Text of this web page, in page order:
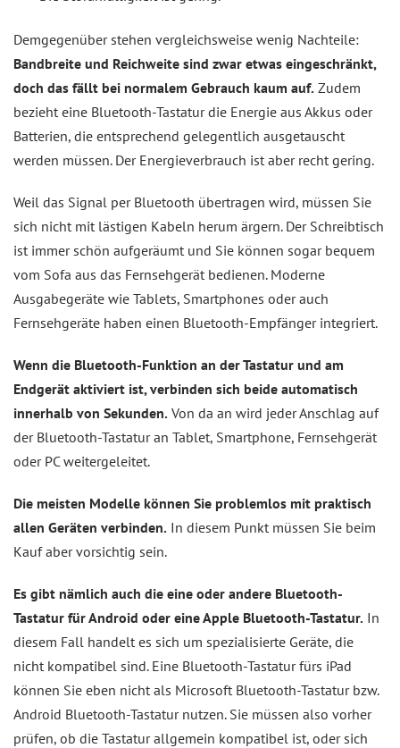
Demgegenüber stehen vergleichsweise wenig Nachteile:
Bandbreite und Reichweite sind zwar etwas eingeschränkt,
doch das fällt bei normalem Gebrauch kaum auf. Zudem
bezieht eine Bluetooth-Tastatur die Energie aus Akkus oder
Batterien, die entsprechend gelegentlich ausgetauscht
werden müssen. Der Energieverbrauch ist aber recht gering.
Weil das Signal per Bluetooth übertragen wird, müssen Sie
sich nicht mit lästigen Kabeln herum ärgern. Der Schreibtisch
ist immer schön aufgeräumt und Sie können sogar bequem
vom Sofa aus das Fernsehgerät bedienen. Moderne
Ausgabegeräte wie Tablets, Smartphones oder auch
Fernsehgeräte haben einen Bluetooth-Empfänger integriert.
Wenn die Bluetooth-Funktion an der Tastatur und am
Endgerät aktiviert ist, verbinden sich beide automatisch
innerhalb von Sekunden. Von da an wird jeder Anschlag auf
der Bluetooth-Tastatur an Tablet, Smartphone, Fernsehgerät
oder PC weitergeleitet.
Die meisten Modelle können Sie problemlos mit praktisch
allen Geräten verbinden. In diesem Punkt müssen Sie beim
Kauf aber vorsichtig sein.
Es gibt nämlich auch die eine oder andere Bluetooth-
Tastatur für Android oder eine Apple Bluetooth-Tastatur. In
diesem Fall handelt es sich um spezialisierte Geräte, die
nicht kompatibel sind. Eine Bluetooth-Tastatur fürs iPad
können Sie eben nicht als Microsoft Bluetooth-Tastatur bzw.
Android Bluetooth-Tastatur nutzen. Sie müssen also vorher
prüfen, ob die Tastatur allgemein kompatibel ist, oder sich